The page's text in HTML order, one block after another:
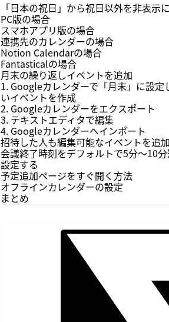
「日本の祝日」から祝日以外を非表示
PC版の場合
スマホアプリ版の場合
連携先のカレンダーの場合
Notion Calendarの場合
Fantasticalの場合
月末の繰り返しイベントを追加
1. Googleカレンダーで「月末」に設定
いイベントを作成
2. Googleカレンダーをエクスポート
3. テキストエディタで編集
4. Googleカレンダーへインポート
招待した人も編集可能なイベントを追加
会議終了時刻をデフォルトで5分〜10分
設定する
予定追加ページをすぐ開く方法
オフラインカレンダーの設定
まとめ